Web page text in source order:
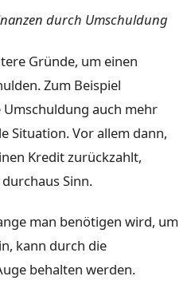
durch Umschuldung
Gründe, um einen
Zum Beispiel
auch mehr
Situation. Vor allem dann,
Kredit zurückzahlt,
Sinn.
man benötigen wird, um
kann durch die
behalten werden.